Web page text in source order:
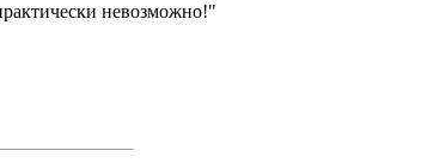
невозможно!"